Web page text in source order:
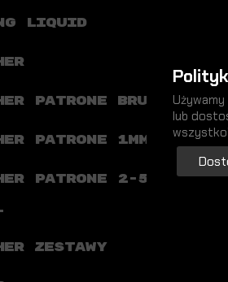
LIQUID
PATRONE BRUSH
PATRONE 1MM ROUND
PATRONE 2-5MM
ZESTAWY
lub